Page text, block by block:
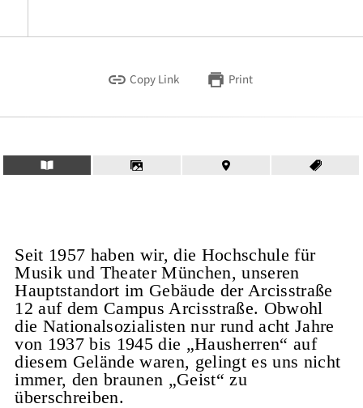
Copy Link Print
Seit 1957 haben wir, die Hochschule für
Musik und Theater München, unseren
Hauptstandort im Gebäude der Arcisstraße
12 auf dem Campus Arcisstraße. Obwohl
die Nationalsozialisten nur rund acht Jahre
von 1937 bis 1945 die „Hausherren“ auf
diesem Gelände waren, gelingt es uns nicht
immer, den braunen „Geist“ zu
überschreiben.